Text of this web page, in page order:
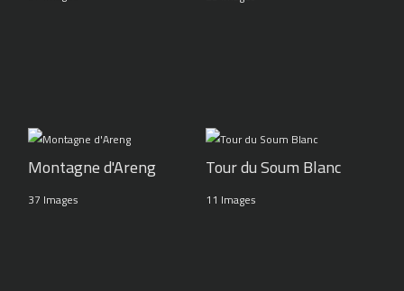
Montagne d'Areng
37 Images
Tour du Soum Blanc
11 Images